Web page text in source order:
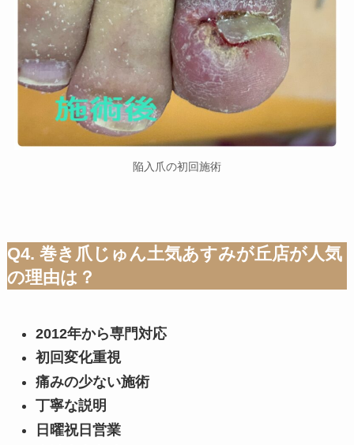
陥入爪の初回施術
Q4. 巻き爪じゅん土気あすみが丘店が人気
の理由は？
2012年から専門対応
初回変化重視
痛みの少ない施術
丁寧な説明
日曜祝日営業